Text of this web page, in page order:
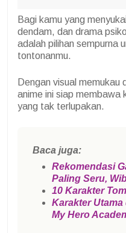
Bagi kamu yang
dendam, dan drama
adalah pilihan sempurna
tontonanmu.
Dengan visual memukau
anime ini siap membawa
yang tak terlupakan.
Baca juga:
Rekomendasi
Paling Seru,
10 Karakter
Karakter
My Hero